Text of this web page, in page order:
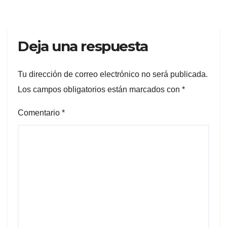
Deja una respuesta
Tu dirección de correo electrónico no será publicada.
Los campos obligatorios están marcados con *
Comentario *